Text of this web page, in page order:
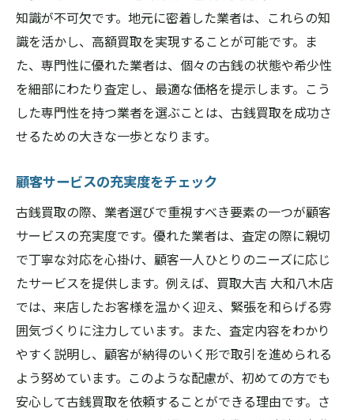
知識が不可欠です。地元に密着した業者は、これらの知
識を活かし、高額買取を実現することが可能です。ま
た、専門性に優れた業者は、個々の古銭の状態や希少性
を細部にわたり査定し、最適な価格を提示します。こう
した専門性を持つ業者を選ぶことは、古銭買取を成功さ
せるための大きな一歩となります。
顧客サービスの充実度をチェック
古銭買取の際、業者選びで重視すべき要素の一つが顧客
サービスの充実度です。優れた業者は、査定の際に親切
で丁寧な対応を心掛け、顧客一人ひとりのニーズに応じ
たサービスを提供します。例えば、買取大吉 大和八木店
では、来店したお客様を温かく迎え、緊張を和らげる雰
囲気づくりに注力しています。また、査定内容をわかり
やすく説明し、顧客が納得のいく形で取引を進められる
よう努めています。このような配慮が、初めての方でも
安心して古銭買取を依頼することができる理由です。さ